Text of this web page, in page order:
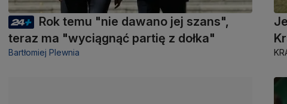
Rok temu "nie dawano jej szans",
teraz ma "wyciągnąć partię z dołka"
Bartłomiej Plewnia